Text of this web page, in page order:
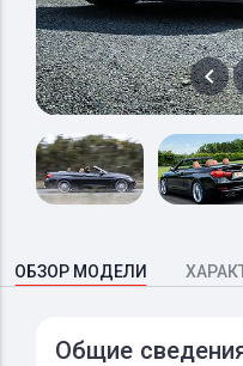
ОБЗОР МОДЕЛИ
Общие